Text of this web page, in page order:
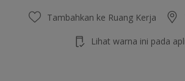
Tambahkan ke Ruang Kerja
Lihat warna ini pada